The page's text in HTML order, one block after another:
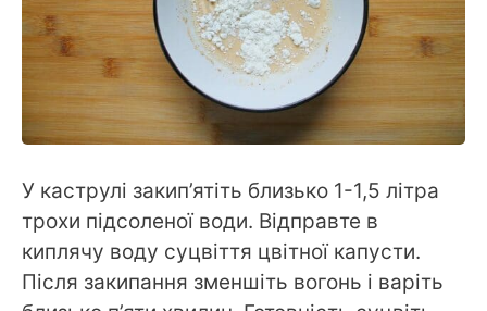
У каструлі закип’ятіть близько 1-1,5 літра
трохи підсоленої води. Відправте в
киплячу воду суцвіття цвітної капусти.
Після закипання зменшіть вогонь і варіть